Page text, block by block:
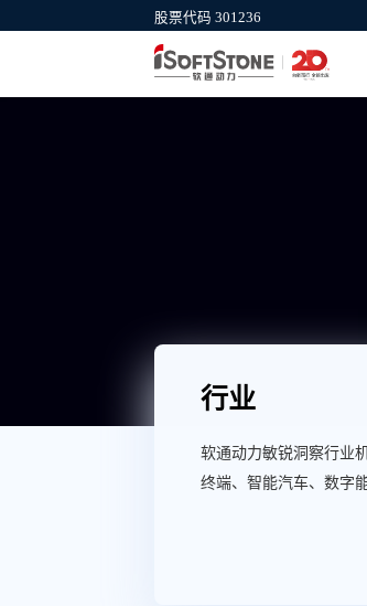
股票代码 301236
集团官网
行业
软通动力敏锐洞察行业
终端、智能汽车、数字